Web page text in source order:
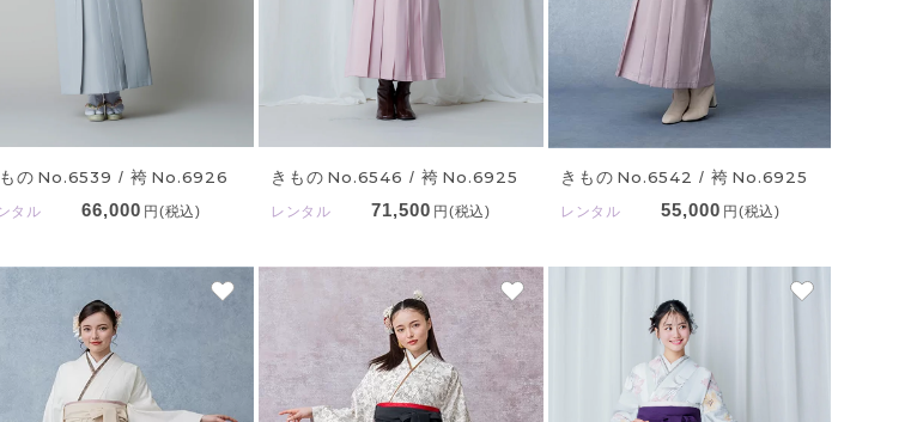
の No.6539 / 袴 No.6926
タル 66,000 円(税込)
きもの No.6546 / 袴 No.6925
レンタル 71,500 円(税込)
きもの No.6542 / 袴 No.6925
レンタル 55,000 円(税込)